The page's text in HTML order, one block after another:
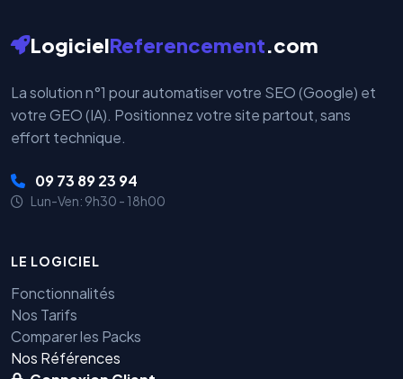
LogicielReferencement.com
La solution n°1 pour automatiser votre SEO (Google) et
votre GEO (IA). Positionnez votre site partout, sans
effort technique.
09 73 89 23 94
Lun-Ven: 9h30 - 18h00
LE LOGICIEL
Fonctionnalités
Nos Tarifs
Comparer les Packs
Nos Références